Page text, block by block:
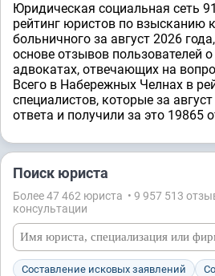
Юридическая социальная сеть
рейтинг юристов по взысканию
больничного за август 2026
основе отзывов пользователей
адвокатах, отвечающих на
Всего в Набережных Челнах в
специалистов, которые за
ответa и получили за это 19865
Поиск юриста
Более 47 462 юристa • 9 957 513
консультации
Составление исковых заявлений